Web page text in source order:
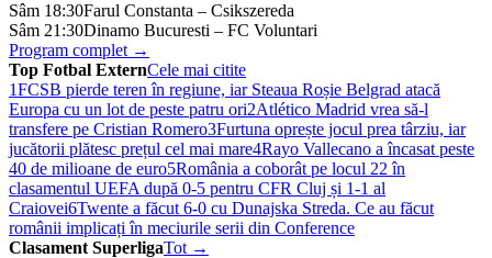
Sâm 18:30Farul Constanta – Csikszereda
Sâm 21:30Dinamo Bucuresti – FC Voluntari
Program complet →
Top Fotbal ExternCele mai citite
1FCSB pierde teren în regiune, iar Steaua Roșie Belgrad atacă
Europa cu un lot de peste patru ori2Atlético Madrid vrea să-l
transfere pe Cristian Romero3Furtuna oprește jocul prea târziu, iar
jucătorii plătesc prețul cel mai mare4Rayo Vallecano a încasat peste
40 de milioane de euro5România a coborât pe locul 22 în
clasamentul UEFA după 0-5 pentru CFR Cluj și 1-1 al
Craiovei6Twente a făcut 6-0 cu Dunajska Streda. Ce au făcut
românii implicați în meciurile serii din Conference
Clasament SuperligaTot →